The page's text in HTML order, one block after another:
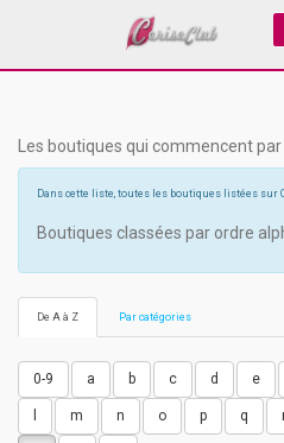
Les boutiques qui commencent par
Dans cette liste, toutes les boutiques listées sur
Boutiques classées par ordre
De A à Z Par catégories
0-9 a b c d e
m n o p q